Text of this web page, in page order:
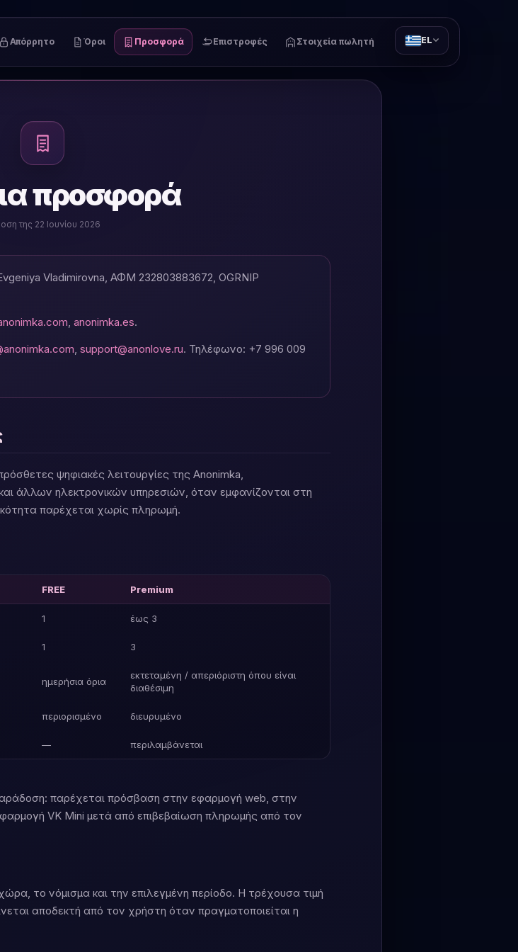
Απόρρητο Όροι Προσφορά Επιστροφές Στοιχεία πωλητή
προσφορά
της 22 Ιουνίου 2026
Vladimirovna, ΑΦΜ 232803883672, OGRNIP
, anonimka.es.
, support@anonlove.ru. Τηλέφωνο: +7 996 009
ψηφιακές λειτουργίες της Anonimka,
άλλων ηλεκτρονικών υπηρεσιών, όταν εμφανίζονται στη
παρέχεται χωρίς πληρωμή.
FREE Premium
1 έως 3
1 3
ημερήσια όρια
εκτεταμένη / απεριόριστη όπου είναι
διαθέσιμη
περιορισμένο διευρυμένο
— περιλαμβάνεται
παρέχεται πρόσβαση στην εφαρμογή web, στην
VK Mini μετά από επιβεβαίωση πληρωμής από τον
το νόμισμα και την επιλεγμένη περίοδο. Η τρέχουσα τιμή
αποδεκτή από τον χρήστη όταν πραγματοποιείται η
EL